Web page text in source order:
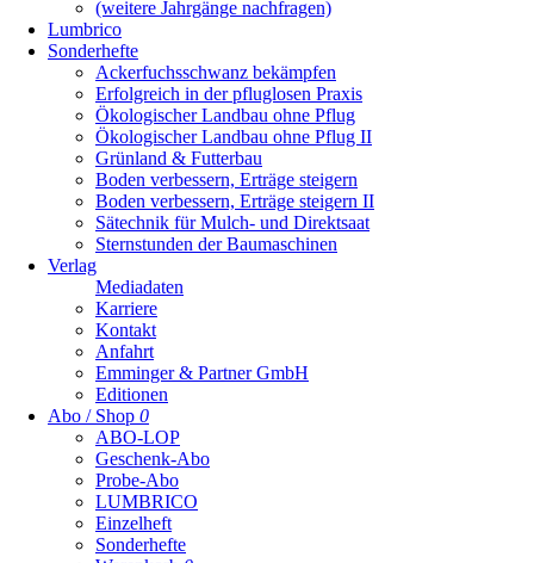
(weitere Jahrgänge nachfragen)
Lumbrico
Sonderhefte
Ackerfuchsschwanz bekämpfen
Erfolgreich in der pfluglosen Praxis
Ökologischer Landbau ohne Pflug
Ökologischer Landbau ohne Pflug II
Grünland & Futterbau
Boden verbessern, Erträge steigern
Boden verbessern, Erträge steigern II
Sätechnik für Mulch- und Direktsaat
Sternstunden der Baumaschinen
Verlag
Mediadaten
Karriere
Kontakt
Anfahrt
Emminger & Partner GmbH
Editionen
Abo / Shop 0
ABO-LOP
Geschenk-Abo
Probe-Abo
LUMBRICO
Einzelheft
Sonderhefte